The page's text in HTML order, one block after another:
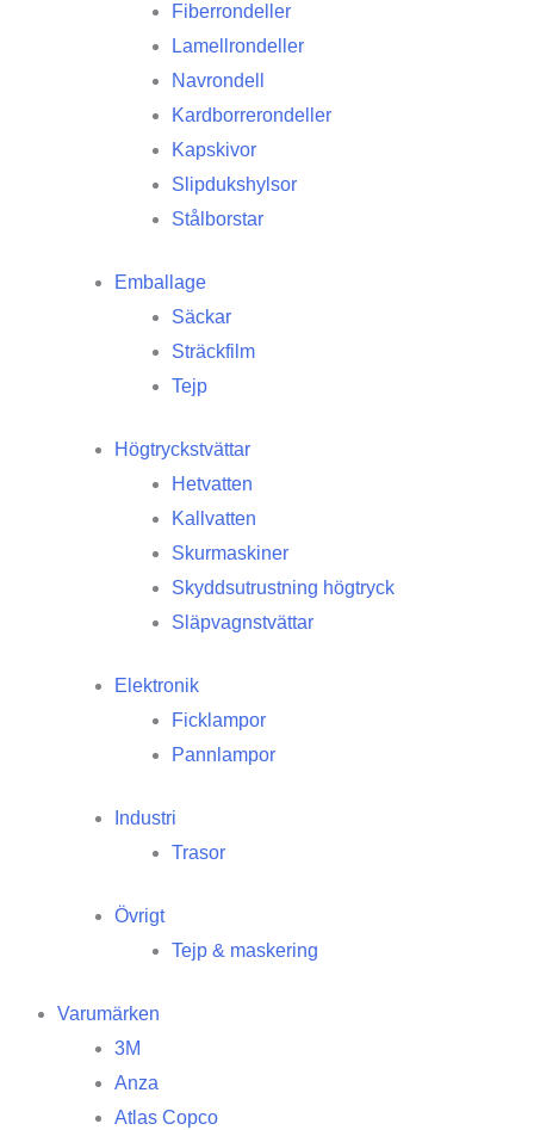
Fiberrondeller
Lamellrondeller
Navrondell
Kardborrerondeller
Kapskivor
Slipdukshylsor
Stålborstar
Emballage
Säckar
Sträckfilm
Tejp
Högtryckstvättar
Hetvatten
Kallvatten
Skurmaskiner
Skyddsutrustning högtryck
Släpvagnstvättar
Elektronik
Ficklampor
Pannlampor
Industri
Trasor
Övrigt
Tejp & maskering
Varumärken
3M
Anza
Atlas Copco